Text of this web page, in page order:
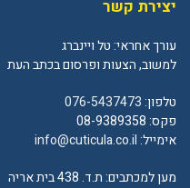
יצירת קשר
עורך אחראי: טל ויינברג
למשוב, הצעות ופרסום בכתב העת
טלפון:076-5437473
פקס: 08-9389358
אימייל:info@cuticula.co.il
מען למכתבים: ת.ד. 438 בית אריה